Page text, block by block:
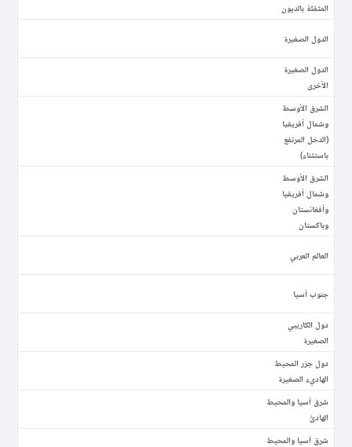
المثقلة بالديون
الدول الصغيرة
الدول الصغيرة
الأخرى
الشرق الأوسط
وشمال أفريقيا
(الدخل المرتفع
باستثناء)
الشرق الأوسط
وشمال أفريقيا
وأفغانستان
وباكستان
العالم العربي
جنوب آسيا
دول الكاريبي
الصغيرة
دول جزر المحيط
الهاديء الصغيرة
شرق آسيا والمحيط
الهادئ
شرق آسيا والمحيط